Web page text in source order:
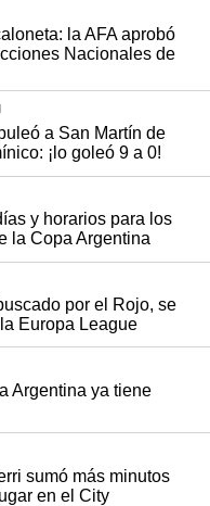
la AFA aprobó
Nacionales de
a San Martín de
¡lo goleó 9 a 0!
y horarios para los
la Copa Argentina
por el Rojo, se
Europa League
Argentina ya tiene
sumó más minutos
en el City